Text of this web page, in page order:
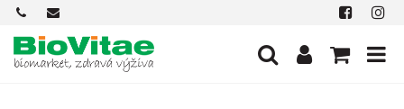
+421
901
712
584
office@biovitae.sk Facebook